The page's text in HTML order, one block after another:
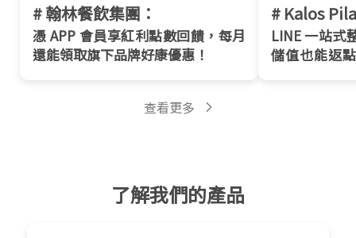
# 翰林餐飲集團：
憑 APP 會員享紅利點數回饋，每月
還能領取旗下品牌好康優惠！
# Kalos
LINE 一站式
儲值也能返
查看更多
了解我們的產品